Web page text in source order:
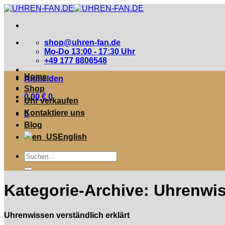
Zum
springen
shop@uhren-fan.de
Mo-Do 13:00 - 17:30 Uhr
+49 177 8806548
Anmelden
0,00 € 0
0
Home
Shop
Uhr verkaufen
Kontaktiere uns
Blog
English
Suche
nach:
Kategorie-Archive:
Uhrenwissen verständlich erklärt